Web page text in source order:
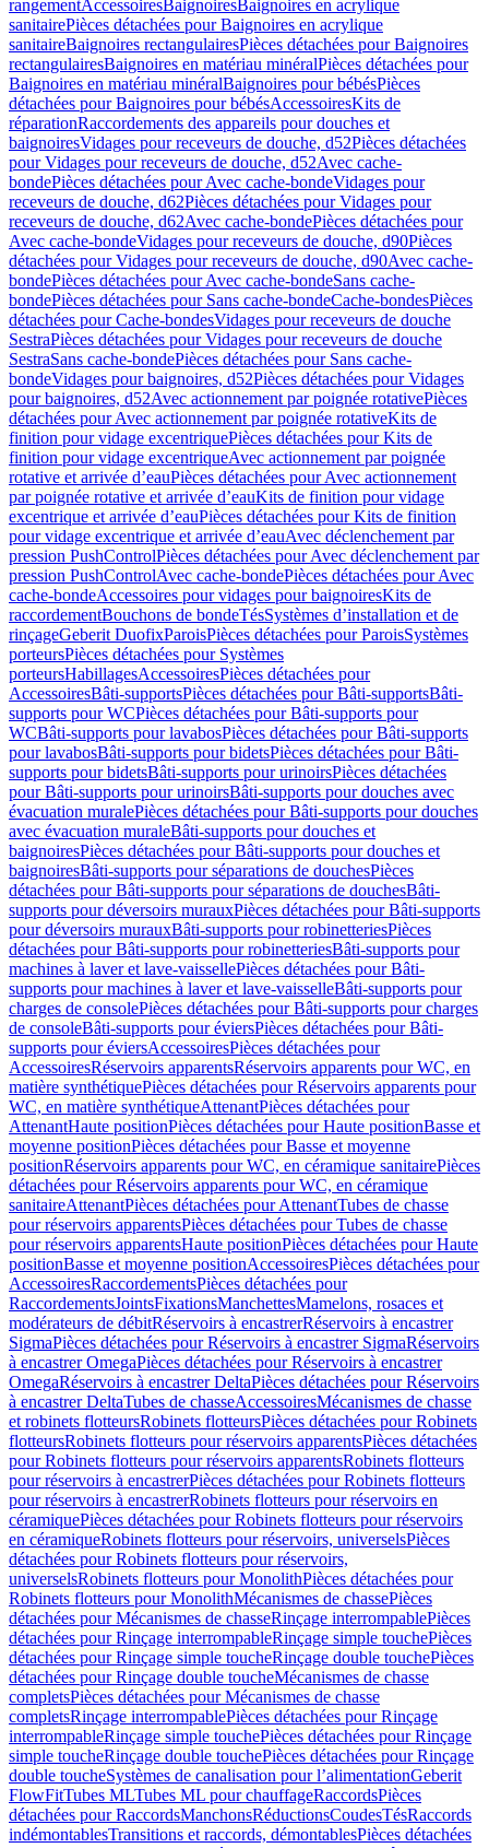
rangementAccessoiresBaignoiresBaignoires en acrylique
sanitairePièces détachées pour Baignoires en acrylique
sanitaireBaignoires rectangulairesPièces détachées pour Baignoires
rectangulairesBaignoires en matériau minéralPièces détachées pour
Baignoires en matériau minéralBaignoires pour bébésPièces
détachées pour Baignoires pour bébésAccessoiresKits de
réparationRaccordements des appareils pour douches et
baignoiresVidages pour receveurs de douche, d52Pièces détachées
pour Vidages pour receveurs de douche, d52Avec cache-
bondePièces détachées pour Avec cache-bondeVidages pour
receveurs de douche, d62Pièces détachées pour Vidages pour
receveurs de douche, d62Avec cache-bondePièces détachées pour
Avec cache-bondeVidages pour receveurs de douche, d90Pièces
détachées pour Vidages pour receveurs de douche, d90Avec cache-
bondePièces détachées pour Avec cache-bondeSans cache-
bondePièces détachées pour Sans cache-bondeCache-bondesPièces
détachées pour Cache-bondesVidages pour receveurs de douche
SestraPièces détachées pour Vidages pour receveurs de douche
SestraSans cache-bondePièces détachées pour Sans cache-
bondeVidages pour baignoires, d52Pièces détachées pour Vidages
pour baignoires, d52Avec actionnement par poignée rotativePièces
détachées pour Avec actionnement par poignée rotativeKits de
finition pour vidage excentriquePièces détachées pour Kits de
finition pour vidage excentriqueAvec actionnement par poignée
rotative et arrivée d’eauPièces détachées pour Avec actionnement
par poignée rotative et arrivée d’eauKits de finition pour vidage
excentrique et arrivée d’eauPièces détachées pour Kits de finition
pour vidage excentrique et arrivée d’eauAvec déclenchement par
pression PushControlPièces détachées pour Avec déclenchement par
pression PushControlAvec cache-bondePièces détachées pour Avec
cache-bondeAccessoires pour vidages pour baignoiresKits de
raccordementBouchons de bondeTésSystèmes d’installation et de
rinçageGeberit DuofixParoisPièces détachées pour ParoisSystèmes
porteursPièces détachées pour Systèmes
porteursHabillagesAccessoiresPièces détachées pour
AccessoiresBâti-supportsPièces détachées pour Bâti-supportsBâti-
supports pour WCPièces détachées pour Bâti-supports pour
WCBâti-supports pour lavabosPièces détachées pour Bâti-supports
pour lavabosBâti-supports pour bidetsPièces détachées pour Bâti-
supports pour bidetsBâti-supports pour urinoirsPièces détachées
pour Bâti-supports pour urinoirsBâti-supports pour douches avec
évacuation muralePièces détachées pour Bâti-supports pour douches
avec évacuation muraleBâti-supports pour douches et
baignoiresPièces détachées pour Bâti-supports pour douches et
baignoiresBâti-supports pour séparations de douchesPièces
détachées pour Bâti-supports pour séparations de douchesBâti-
supports pour déversoirs murauxPièces détachées pour Bâti-supports
pour déversoirs murauxBâti-supports pour robinetteriesPièces
détachées pour Bâti-supports pour robinetteriesBâti-supports pour
machines à laver et lave-vaissellePièces détachées pour Bâti-
supports pour machines à laver et lave-vaisselleBâti-supports pour
charges de consolePièces détachées pour Bâti-supports pour charges
de consoleBâti-supports pour éviersPièces détachées pour Bâti-
supports pour éviersAccessoiresPièces détachées pour
AccessoiresRéservoirs apparentsRéservoirs apparents pour WC, en
matière synthétiquePièces détachées pour Réservoirs apparents pour
WC, en matière synthétiqueAttenantPièces détachées pour
AttenantHaute positionPièces détachées pour Haute positionBasse et
moyenne positionPièces détachées pour Basse et moyenne
positionRéservoirs apparents pour WC, en céramique sanitairePièces
détachées pour Réservoirs apparents pour WC, en céramique
sanitaireAttenantPièces détachées pour AttenantTubes de chasse
pour réservoirs apparentsPièces détachées pour Tubes de chasse
pour réservoirs apparentsHaute positionPièces détachées pour Haute
positionBasse et moyenne positionAccessoiresPièces détachées pour
AccessoiresRaccordementsPièces détachées pour
RaccordementsJointsFixationsManchettesMamelons, rosaces et
modérateurs de débitRéservoirs à encastrerRéservoirs à encastrer
SigmaPièces détachées pour Réservoirs à encastrer SigmaRéservoirs
à encastrer OmegaPièces détachées pour Réservoirs à encastrer
OmegaRéservoirs à encastrer DeltaPièces détachées pour Réservoirs
à encastrer DeltaTubes de chasseAccessoiresMécanismes de chasse
et robinets flotteursRobinets flotteursPièces détachées pour Robinets
flotteursRobinets flotteurs pour réservoirs apparentsPièces détachées
pour Robinets flotteurs pour réservoirs apparentsRobinets flotteurs
pour réservoirs à encastrerPièces détachées pour Robinets flotteurs
pour réservoirs à encastrerRobinets flotteurs pour réservoirs en
céramiquePièces détachées pour Robinets flotteurs pour réservoirs
en céramiqueRobinets flotteurs pour réservoirs, universelsPièces
détachées pour Robinets flotteurs pour réservoirs,
universelsRobinets flotteurs pour MonolithPièces détachées pour
Robinets flotteurs pour MonolithMécanismes de chassePièces
détachées pour Mécanismes de chasseRinçage interrompablePièces
détachées pour Rinçage interrompableRinçage simple touchePièces
détachées pour Rinçage simple toucheRinçage double touchePièces
détachées pour Rinçage double toucheMécanismes de chasse
completsPièces détachées pour Mécanismes de chasse
completsRinçage interrompablePièces détachées pour Rinçage
interrompableRinçage simple touchePièces détachées pour Rinçage
simple toucheRinçage double touchePièces détachées pour Rinçage
double toucheSystèmes de canalisation pour l’alimentationGeberit
FlowFitTubes MLTubes ML pour chauffageRaccordsPièces
détachées pour RaccordsManchonsRéductionsCoudesTésRaccords
indémontablesTransitions et raccords, démontablesPièces détachées